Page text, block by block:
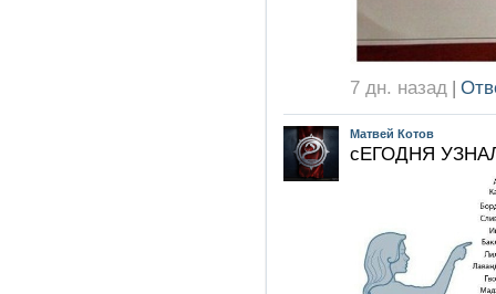
7 дн. назад |
Матвей Котов
сЕГОДНЯ